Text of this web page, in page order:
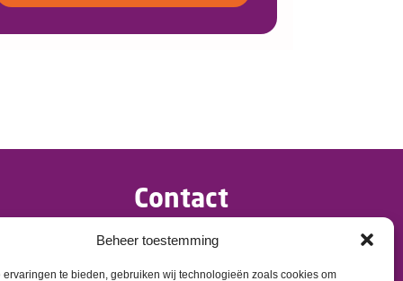
Beheer toestemming
ervaringen te bieden, gebruiken wij technologieën zoals cookies om
Contact
info@dementietwente.nl